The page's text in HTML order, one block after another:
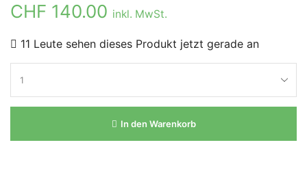
CHF 140.00 inkl. MwSt.
11 Leute sehen dieses Produkt jetzt gerade an
In den Warenkorb